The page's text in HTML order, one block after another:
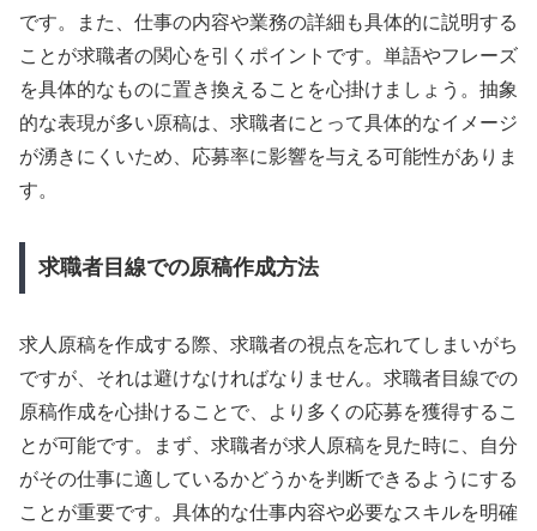
です。また、仕事の内容や業務の詳細も具体的に説明する
ことが求職者の関心を引くポイントです。単語やフレーズ
を具体的なものに置き換えることを心掛けましょう。抽象
的な表現が多い原稿は、求職者にとって具体的なイメージ
が湧きにくいため、応募率に影響を与える可能性がありま
す。
求職者目線での原稿作成方法
求人原稿を作成する際、求職者の視点を忘れてしまいがち
ですが、それは避けなければなりません。求職者目線での
原稿作成を心掛けることで、より多くの応募を獲得するこ
とが可能です。まず、求職者が求人原稿を見た時に、自分
がその仕事に適しているかどうかを判断できるようにする
ことが重要です。具体的な仕事内容や必要なスキルを明確